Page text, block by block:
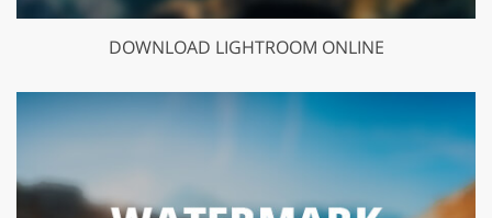
DOWNLOAD LIGHTROOM ONLINE